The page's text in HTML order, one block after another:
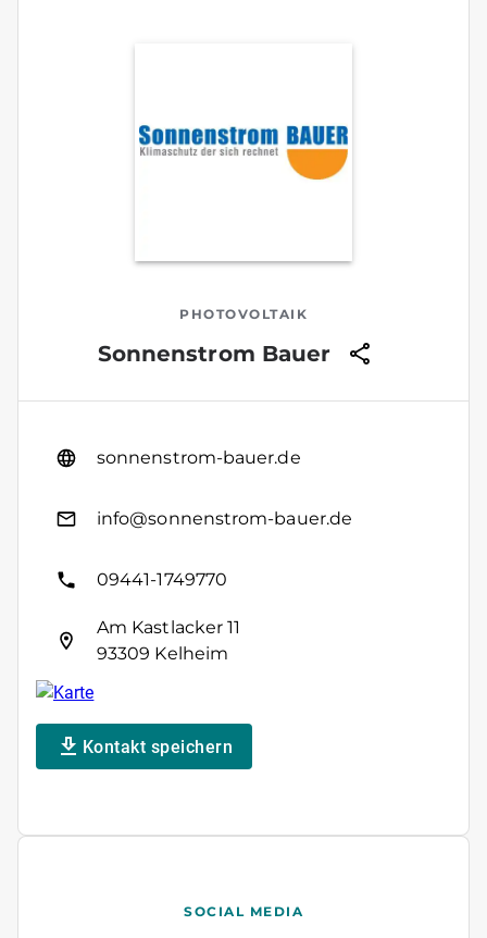
PHOTOVOLTAIK
Sonnenstrom Bauer
sonnenstrom-bauer.de
info@sonnenstrom-bauer.de
09441-1749770
Am Kastlacker 11
93309 Kelheim
Kontakt speichern
SOCIAL MEDIA